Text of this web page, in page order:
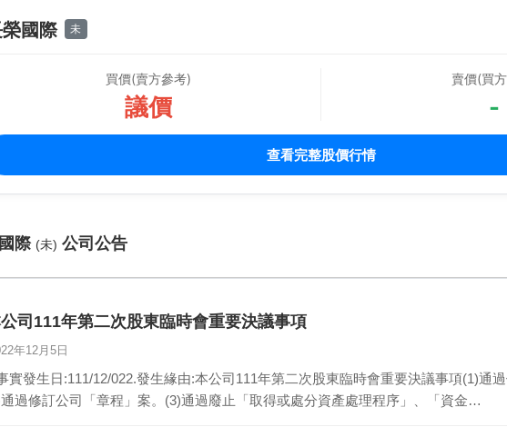
國際 未
買價(賣方參考)
議價
賣價(買
-
查看完整股價行情
際 (未) 公司公告
司111年第二次股東臨時會重要決議事項
年12月5日
實發生日:111/12/022.發生緣由:本公司111年第二次股東臨時會重要決議事項(1)通
過修訂公司「章程」案。(3)通過廢止「取得或處分資產處理程序」、「資金…